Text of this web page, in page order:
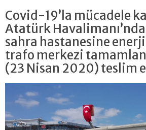
Covid-19’la mücadele
Atatürk
sahra hastanesine
trafo merkezi
(23 Nisan 2020) teslim